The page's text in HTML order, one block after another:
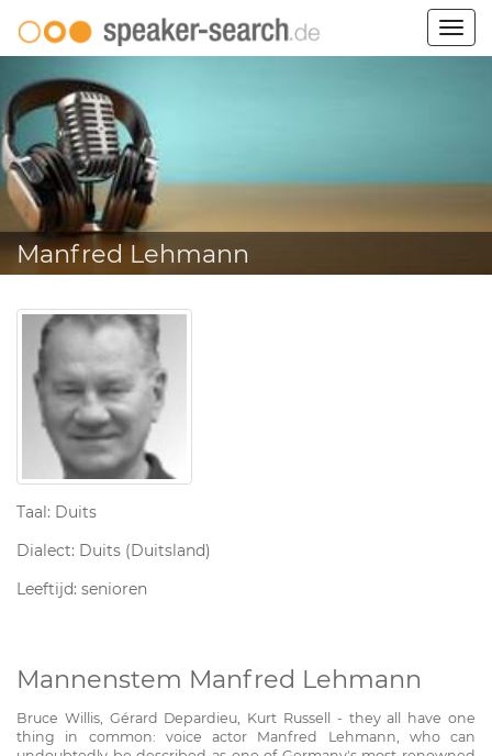
Manfred Lehmann
Taal: Duits
Dialect: Duits (Duitsland)
Leeftijd: senioren
Mannenstem Manfred Lehmann
Bruce Willis, Gérard Depardieu, Kurt Russell - they all have one
thing in common: voice actor Manfred Lehmann, who can